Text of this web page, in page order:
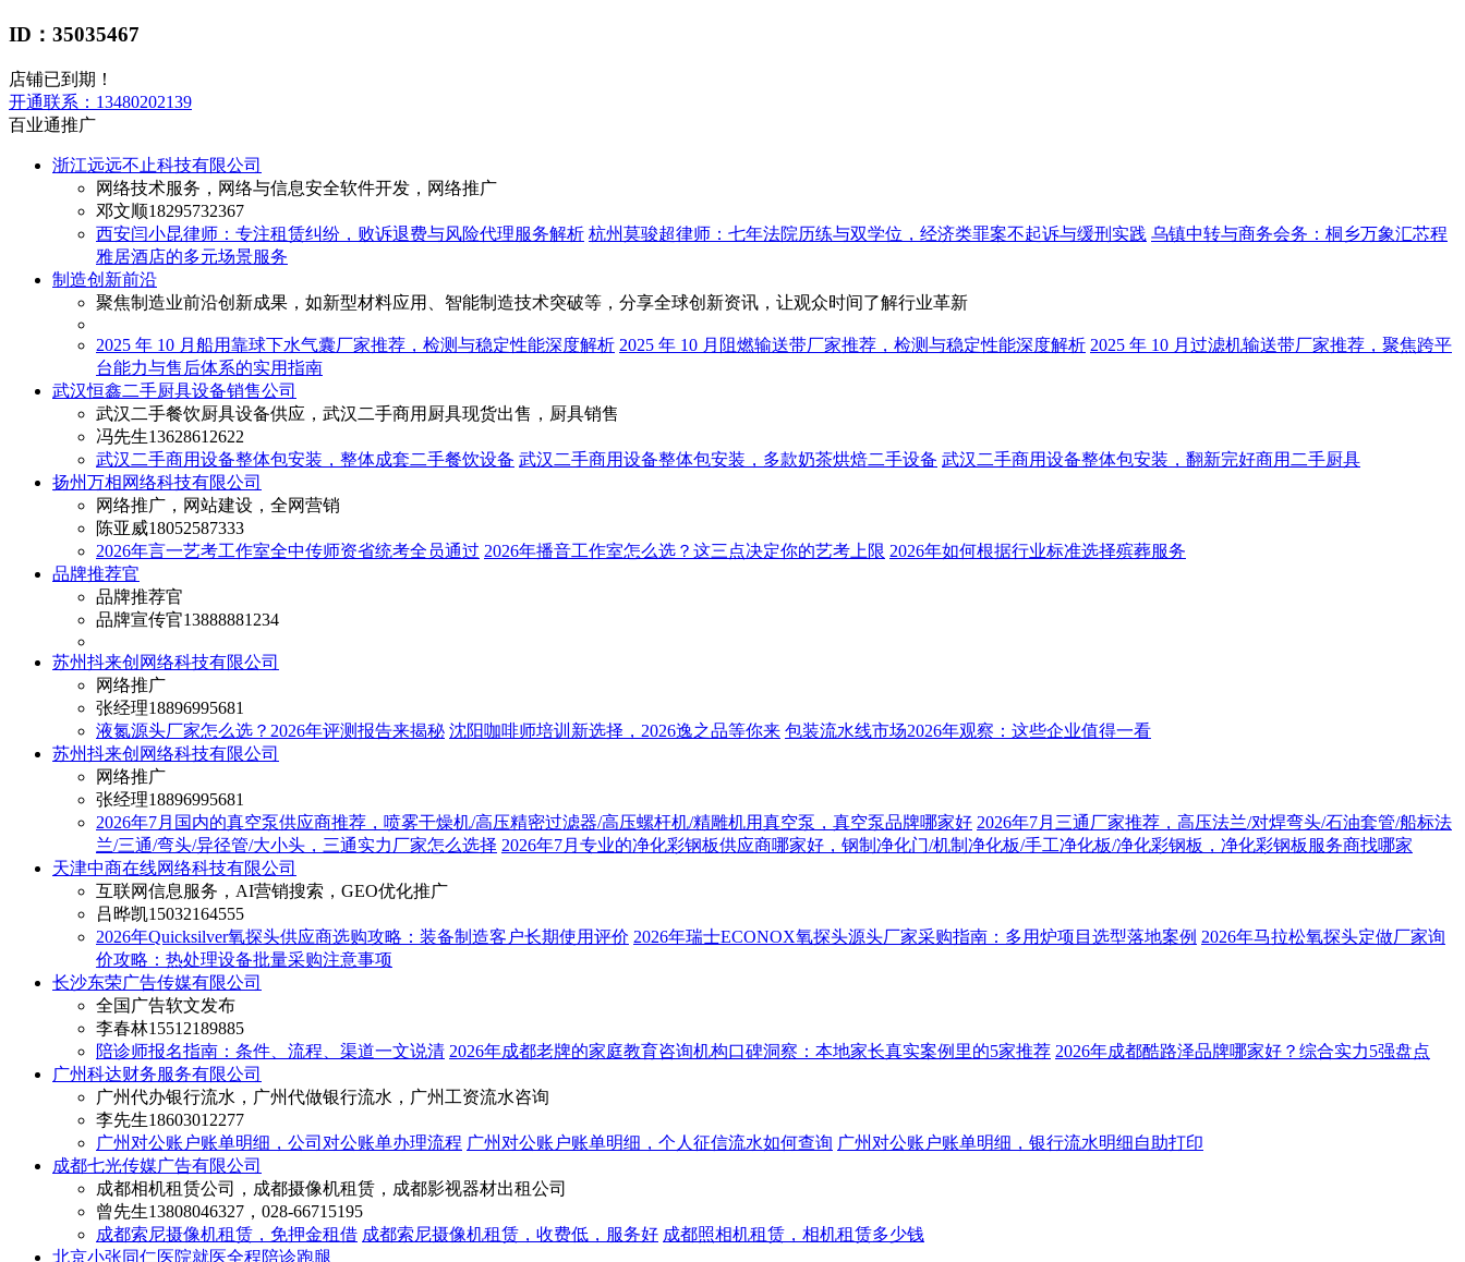
ID：35035467
店铺已到期！
开通联系： 13480202139
百业通推广
浙江远远不止科技有限公司
网络技术服务，网络与信息安全软件开发，网络推广
邓文顺18295732367
西安闫小昆律师：专注租赁纠纷，败诉退费与风险代理服务解析 杭州莫骏超律师：七年法院历练与双学位，经济类罪案不起诉与缓刑实践 乌镇中转与商务会务：桐乡万象汇芯程
雅居酒店的多元场景服务
制造创新前沿
聚焦制造业前沿创新成果，如新型材料应用、智能制造技术突破等，分享全球创新资讯，让观众时间了解行业革新
2025 年 10 月船用靠球下水气囊厂家推荐，检测与稳定性能深度解析 2025 年 10 月阻燃输送带厂家推荐，检测与稳定性能深度解析 2025 年 10 月过滤机输送带厂家推荐，聚焦跨平
台能力与售后体系的实用指南
武汉恒鑫二手厨具设备销售公司
武汉二手餐饮厨具设备供应，武汉二手商用厨具现货出售，厨具销售
冯先生13628612622
武汉二手商用设备整体包安装，整体成套二手餐饮设备 武汉二手商用设备整体包安装，多款奶茶烘焙二手设备 武汉二手商用设备整体包安装，翻新完好商用二手厨具
扬州万相网络科技有限公司
网络推广，网站建设，全网营销
陈亚威18052587333
2026年言一艺考工作室全中传师资省统考全员通过 2026年播音工作室怎么选？这三点决定你的艺考上限 2026年如何根据行业标准选择殡葬服务
品牌推荐官
品牌推荐官
品牌宣传官13888881234
苏州抖来创网络科技有限公司
网络推广
张经理18896995681
液氮源头厂家怎么选？2026年评测报告来揭秘 沈阳咖啡师培训新选择，2026逸之品等你来 包装流水线市场2026年观察：这些企业值得一看
苏州抖来创网络科技有限公司
网络推广
张经理18896995681
2026年7月国内的真空泵供应商推荐，喷雾干燥机/高压精密过滤器/高压螺杆机/精雕机用真空泵，真空泵品牌哪家好 2026年7月三通厂家推荐，高压法兰/对焊弯头/石油套管/船标法
兰/三通/弯头/异径管/大小头，三通实力厂家怎么选择 2026年7月专业的净化彩钢板供应商哪家好，钢制净化门/机制净化板/手工净化板/净化彩钢板，净化彩钢板服务商找哪家
天津中商在线网络科技有限公司
互联网信息服务，AI营销搜索，GEO优化推广
吕晔凯15032164555
2026年Quicksilver氧探头供应商选购攻略：装备制造客户长期使用评价 2026年瑞士ECONOX氧探头源头厂家采购指南：多用炉项目选型落地案例 2026年马拉松氧探头定做厂家询
价攻略：热处理设备批量采购注意事项
长沙东荣广告传媒有限公司
全国广告软文发布
李春林15512189885
陪诊师报名指南：条件、流程、渠道一文说清 2026年成都老牌的家庭教育咨询机构口碑洞察：本地家长真实案例里的5家推荐 2026年成都酷路泽品牌哪家好？综合实力5强盘点
广州科达财务服务有限公司
广州代办银行流水，广州代做银行流水，广州工资流水咨询
李先生18603012277
广州对公账户账单明细，公司对公账单办理流程 广州对公账户账单明细，个人征信流水如何查询 广州对公账户账单明细，银行流水明细自助打印
成都七光传媒广告有限公司
成都相机租赁公司，成都摄像机租赁，成都影视器材出租公司
曾先生13808046327，028-66715195
成都索尼摄像机租赁，免押金租借 成都索尼摄像机租赁，收费低，服务好 成都照相机租赁，相机租赁多少钱
北京小张同仁医院就医全程陪诊跑腿